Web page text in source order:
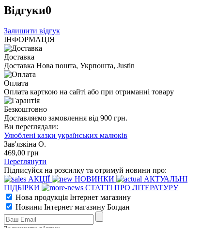
Відгуки0
Залишити відгук
ІНФОРМАЦІЯ
Доставка
Доставка Нова пошта, Укрпошта, Justin
Оплата
Оплата карткою на сайті або при отриманні товару
Безкоштовно
Доставляємо замовлення від 900 грн.
Ви переглядали:
Улюблені казки українських малюків
Зав'язкіна О.
469,00 грн
Переглянути
Підписуйся на розсилку та отримуй новини про:
АКЦІЇ
НОВИНКИ
АКТУАЛЬНІ
ПІДБІРКИ
СТАТТІ ПРО ЛІТЕРАТУРУ
Нова продукція Інтернет магазину
Новини Інтернет магазину Богдан